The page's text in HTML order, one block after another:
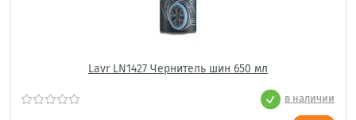
Lavr LN1427 Чернитель шин 650 мл
в наличии